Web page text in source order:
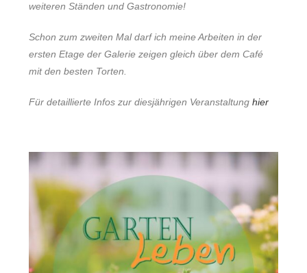
weiteren Ständen und Gastronomie!
Schon zum zweiten Mal darf ich meine Arbeiten in der
ersten Etage der Galerie zeigen gleich über dem Café
mit den besten Torten.
Für detaillierte Infos zur diesjährigen Veranstaltunghier